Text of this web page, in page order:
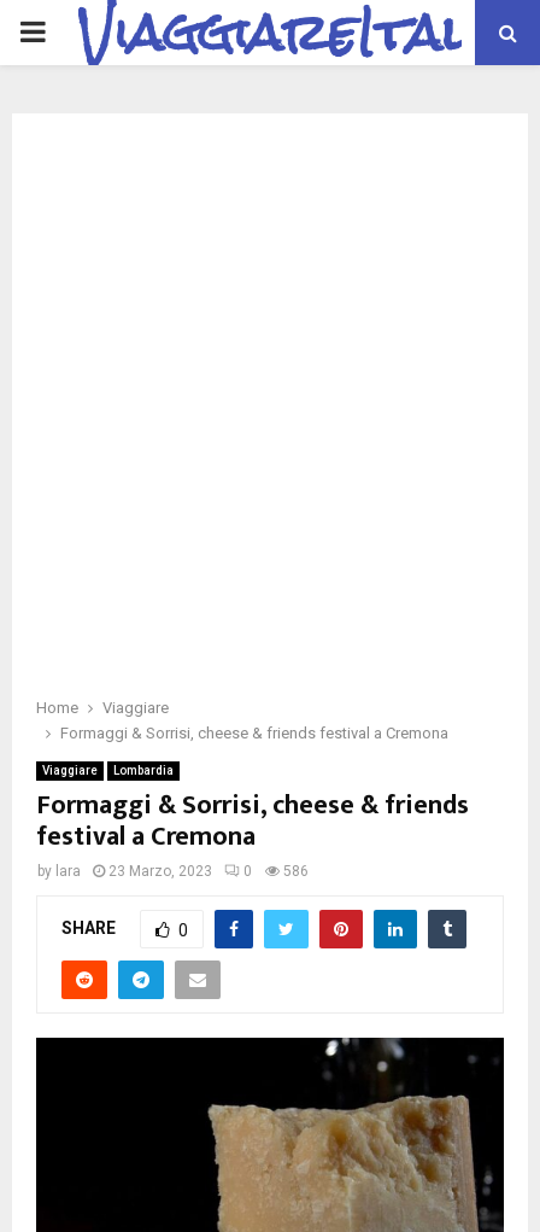
PRIMARYViaggiareItalia
Home
Viaggiare
Formaggi & Sorrisi, cheese & friends festival a Cremona
Viaggiare Lombardia
Formaggi & Sorrisi, cheese & friends
festival a Cremona
by lara 23 Marzo, 2023 0 586
SHARE 0